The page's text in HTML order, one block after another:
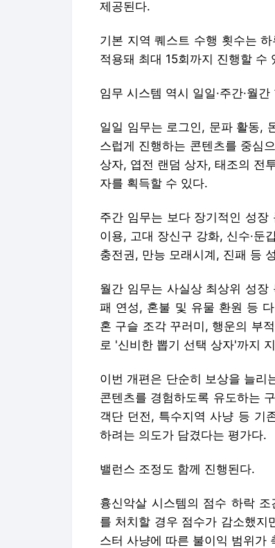
제공된다.
기본 지역 퀘스트 수행 횟수는
적용돼 최대 15회까지 진행할 수
임무 시스템 역시 일일·주간·월
일일 임무는 로그인, 문파 활동,
스럽게 진행하는 콘텐츠를 중심
상자, 엽전 랜덤 상자, 태조의 전
자를 획득할 수 있다.
주간 임무는 보다 장기적인 성
이용, 고대 장신구 강화, 신수·둔
충전권, 만능 모래시계, 진패 등
월간 임무는 사실상 최상위 성
패 연성, 혼불 및 유물 환원 등
혼 구슬 조각 꾸러미, 행운의 부
로 '신비한 뽑기 선택 상자'까지
이번 개편은 단순히 보상을 늘리
콘텐츠를 경험하도록 유도하는
객단 던전, 특수지역 사냥 등 기
하려는 의도가 담겼다는 평가다.
밸런스 조정도 함께 진행된다.
흉신악살 시스템의 점수 하락
를 처치할 경우 점수가 감소했
스터 사냥에 따른 불이익 범위가